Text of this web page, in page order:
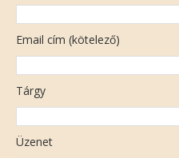
Email cím (kötelező)
Tárgy
Üzenet